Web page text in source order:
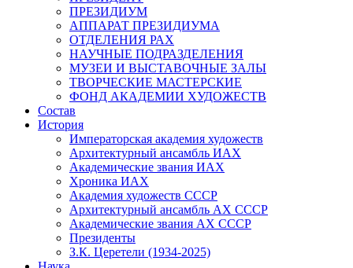
ПРЕЗИДИУМ
АППАРАТ ПРЕЗИДИУМА
ОТДЕЛЕНИЯ РАХ
НАУЧНЫЕ ПОДРАЗДЕЛЕНИЯ
МУЗЕИ И ВЫСТАВОЧНЫЕ ЗАЛЫ
ТВОРЧЕСКИЕ МАСТЕРСКИЕ
ФОНД АКАДЕМИИ ХУДОЖЕСТВ
Состав
История
Императорская академия художеств
Архитектурный ансамбль ИАХ
Академические звания ИАХ
Хроника ИАХ
Академия художеств СССР
Архитектурный ансамбль АХ СССР
Академические звания АХ СССР
Президенты
З.К. Церетели (1934-2025)